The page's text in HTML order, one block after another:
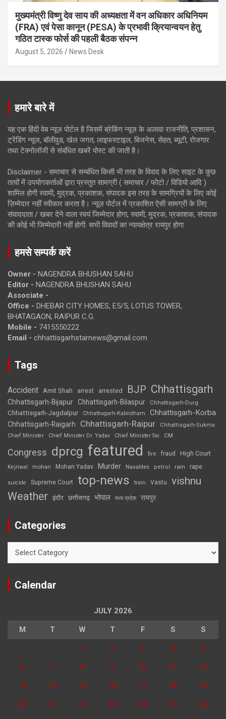
मुख्यमंत्री विष्णु देव साय की अध्यक्षता में वन अधिकार अधिनियम
(FRA) एवं पेसा कानून (PESA) के प्रभावी क्रियान्वयन हेतु
गठित टास्क फोर्स की पहली बैठक संपन्न
August 5, 2026 News Desk
हमारे बारे में
यह एक हिंदी वेब न्यूज़ पोर्टल है जिसमें ब्रेकिंग न्यूज़ के अलावा राजनीति, प्रशासन,
ट्रेंडिंग न्यूज, बॉलीवुड, खेल जगत, लाइफस्टाइल, बिजनेस, सेहत, ब्यूटी, रोजगार
तथा टेक्नोलॉजी से संबंधित खबरें पोस्ट की जाती है।
Disclaimer - समाचार से सम्बंधित किसी भी तरह के विवाद के लिए साइट के कुछ
तत्वों में उपयोगकर्ताओं द्वारा प्रस्तुत सामग्री ( समाचार / फोटो / विडियो आदि )
शामिल होगी स्वामी, मुद्रक, प्रकाशक, संपादक इस तरह के सामग्रियों के लिए कोई
ज़िम्मेदार नहीं स्वीकार करता है। न्यूज़ पोर्टल में प्रकाशित ऐसी सामग्री के लिए
संवाददाता / खबर देने वाला स्वयं जिम्मेदार होगा, स्वामी, मुद्रक, प्रकाशक, संपादक
की कोई भी जिम्मेदारी नहीं होगी. सभी विवादों का न्यायक्षेत्र रायपुर होगा
हमसे सम्पर्क करें
Owner - NAGENDRA BHUSHAN SAHU
Editor - NAGENDRA BHUSHAN SAHU
Associate -
Office - DHEBAR CITY HOMES, E5/5, LOTUS TOWER,
BHATAGAON, RAIPUR C.G.
Mobile - 7415550222
Email - chhattisgarhstarnews@gmail.com
Tags
Accident Amit Shah arrest arrested BJP Chhattisgarh
Chhattisgarh-Bijapur Chhattisgarh-Bilaspur Chhattisgarh-Durg
Chhattisgarh-Jagdalpur Chhattisgarh-Kabirdham Chhattisgarh-Korba
Chhattisgarh-Raigarh Chhattisgarh-Raipur
Chhattisgarh-Sukma
Chief Minister
Chief Minister Dr. Yadav Chief Minister Sai CM
Congress dprcg featured fire fraud High Court
Kejriwal mohan Mohan Yadav Murder Naxalites petrol rain rape
suicide Supreme Court top-news train Vastu vishnu
Weather इंदौर छत्तीसगढ़ भोपाल मध्य प्रदेश रायपुर
Categories
Calendar
JULY 2026
M T W T F S S
1 2 3 4 5
6 7 8 9 10 11 12
13 14 15 16 17 18 19
20 21 22 23 24 25 26